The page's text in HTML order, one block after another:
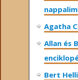
Agatha
Allan és
Bert